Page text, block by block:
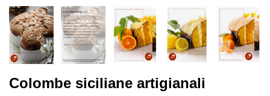
Colombe siciliane artigianali